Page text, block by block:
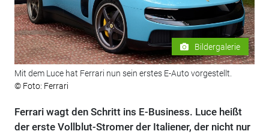
Bildergalerie
Mit dem Luce hat Ferrari nun sein erstes E-Auto vorgestellt.
© Foto: Ferrari
Ferrari wagt den Schritt ins E-Business. Luce heißt
der erste Vollblut-Stromer der Italiener, der nicht nur